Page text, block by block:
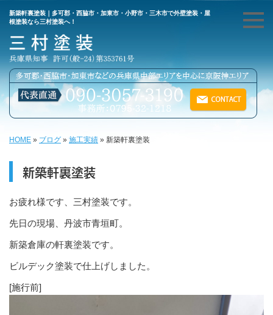
新築軒裏塗装｜多可郡・西脇市・加東市・小野市・三木市で外壁塗装・屋
根塗装なら三村塗装へ！
HOME » ブログ » 施工実績 » 新築軒裏塗装
新築軒裏塗装
お疲れ様です、三村塗装です。
先日の現場、丹波市青垣町。
新築倉庫の軒裏塗装です。
ビルデック塗装で仕上げしました。
[施行前]